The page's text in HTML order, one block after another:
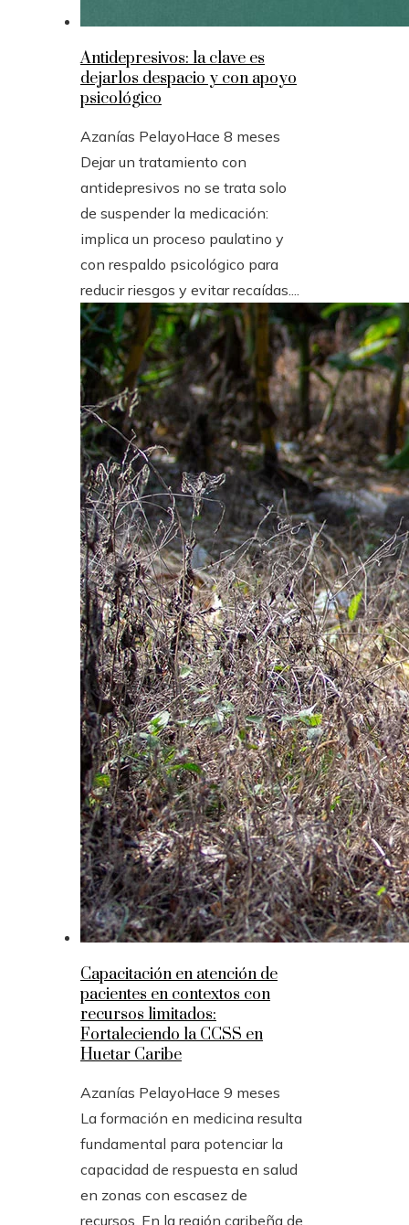
Antidepresivos: la clave es
dejarlos despacio y con apoyo
psicológico
Azanías PelayoHace 8 meses
Dejar un tratamiento con
antidepresivos no se trata solo
de suspender la medicación:
implica un proceso paulatino y
con respaldo psicológico para
reducir riesgos y evitar recaídas....
Capacitación en atención de
pacientes en contextos con
recursos limitados:
Fortaleciendo la CCSS en
Huetar Caribe
Azanías PelayoHace 9 meses
La formación en medicina resulta
fundamental para potenciar la
capacidad de respuesta en salud
en zonas con escasez de
recursos. En la región caribeña de